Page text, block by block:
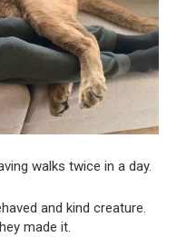
walks twice in a day.
and kind creature.
made it.